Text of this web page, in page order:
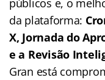
públicos e, o
da plataforma:
X, Jornada do
e a Revisão
Gran está